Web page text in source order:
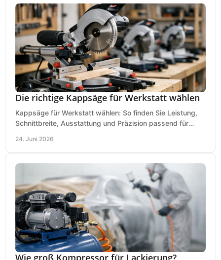
Die richtige Kappsäge für Werkstatt wählen
Kappsäge für Werkstatt wählen: So finden Sie Leistung,
Schnittbreite, Ausstattung und Präzision passend für
24. Juni 2026
Wie groß Kompressor für Lackierung?